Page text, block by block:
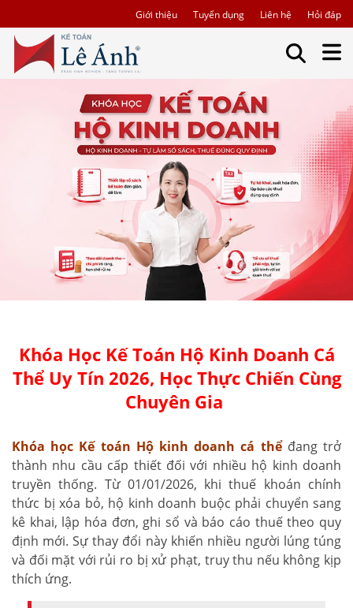
Giới thiệu Tuyển dụng Liên hệ Hỏi đáp
Khóa Học Kế Toán Hộ Kinh Doanh Cá
Thể Uy Tín 2026, Học Thực Chiến Cùng
Chuyên Gia
Khóa học Kế toán Hộ kinh doanh cá thểđang trở
thành nhu cầu cấp thiết đối với nhiều hộ kinh doanh
truyền thống. Từ 01/01/2026, khi thuế khoán chính
thức bị xóa bỏ, hộ kinh doanh buộc phải chuyển sang
kê khai, lập hóa đơn, ghi sổ và báo cáo thuế theo quy
định mới. Sự thay đổi này khiến nhiều người lúng túng
và đối mặt với rủi ro bị xử phạt, truy thu nếu không kịp
thích ứng.